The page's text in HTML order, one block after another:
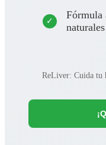
Fórmula
naturales
ReLiver: Cuida tu